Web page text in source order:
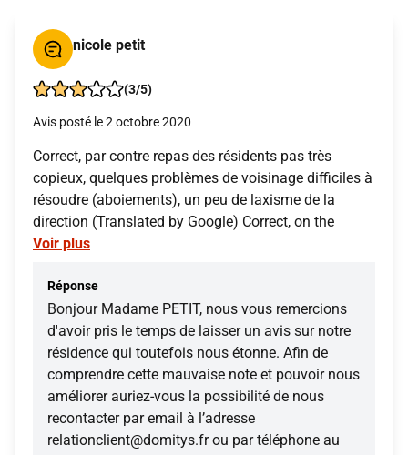
nicole petit
(3/5)
Avis posté le 2 octobre 2020
Correct, par contre repas des résidents pas très
copieux, quelques problèmes de voisinage difficiles à
résoudre (aboiements), un peu de laxisme de la
direction (Translated by Google) Correct, on the
Voir plus
Réponse
Bonjour Madame PETIT, nous vous remercions
d'avoir pris le temps de laisser un avis sur notre
résidence qui toutefois nous étonne. Afin de
comprendre cette mauvaise note et pouvoir nous
améliorer auriez-vous la possibilité de nous
recontacter par email à l’adresse
relationclient@domitys.fr ou par téléphone au